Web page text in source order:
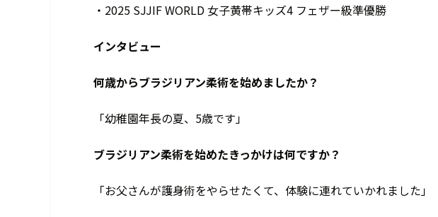
・2025 SJJIF WORLD 女子黄帯キッズ4 フェザー級準優勝
インタビュー
――何歳からブラジリアン柔術を始めましたか？
「幼稚園年長の夏、5歳です」
――ブラジリアン柔術を始めたきっかけは何ですか？
「お父さんが護身術をやらせたくて、体験に連れていかれました」